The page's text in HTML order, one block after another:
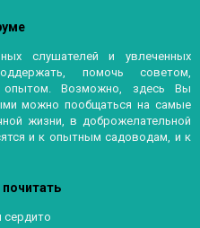
слушателей и увлеченных
помочь советом,
опытом. Возможно, здесь Вы
можно пообщаться на самые
жизни, в доброжелательной
и к опытным садоводам, и к